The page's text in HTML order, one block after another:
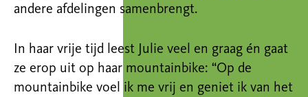
andere afdelingen samenbrengt.
In haar vrije tijd leest Julie veel en graag én gaat
ze erop uit op haar mountainbike: “Op de
mountainbike voel ik me vrij en geniet ik van het